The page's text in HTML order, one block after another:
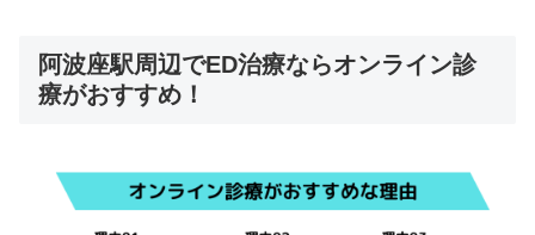
阿波座駅周辺でED治療ならオンライン診
療がおすすめ！